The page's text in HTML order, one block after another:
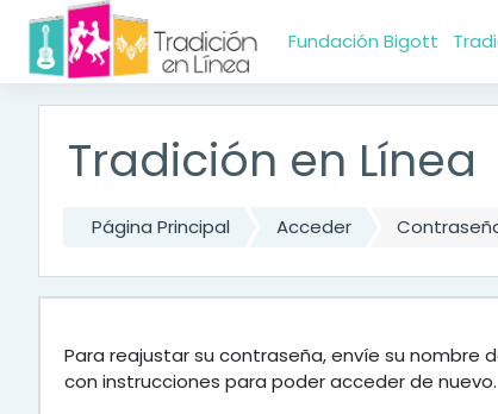
Fundación Bigott
Saltar al contenido principal
Tradición en Línea
Página Principal Acceder
Para reajustar su contraseña, envíe su nombre
con instrucciones para poder acceder de nuevo.